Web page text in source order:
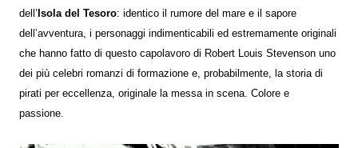
dell’ Isola del Tesoro: identico il rumore del mare e il sapore
dell’avventura, i personaggi indimenticabili ed estremamente originali
che hanno fatto di questo capolavoro di Robert Louis Stevenson uno
dei più celebri romanzi di formazione e, probabilmente, la storia di
pirati per eccellenza, originale la messa in scena. Colore e
passione.